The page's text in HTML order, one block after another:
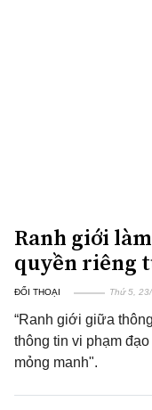
Ranh giới
quyền riêng
ĐỐI THOẠI Thứ 5,
“Ranh giới giữa
thông tin vi phạm
mỏng manh".